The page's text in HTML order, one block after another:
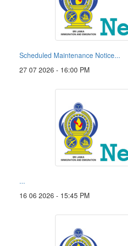
Scheduled Maintenance Notice...
27 07 2026 - 16:00 PM
...
16 06 2026 - 15:45 PM